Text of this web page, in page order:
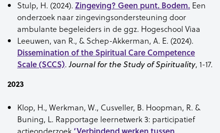
Stulp, H. (2024). Zingeving? Geen punt. Bodem. Een
onderzoek naar zingevingsondersteuning door
ambulante begeleiders in de ggz. Hogeschool Viaa
Leeuwen, van R., & Schep-Akkerman, A. E. (2024).
Dissemination of the Spiritual Care Competence
Scale (SCCS).Journal for the Study of Spirituality, 1-17.
2023
Klop, H., Werkman, W., Cusveller, B. Hoopman, R. &
Buning, L. Rapportage leernetwerk 3: participatief